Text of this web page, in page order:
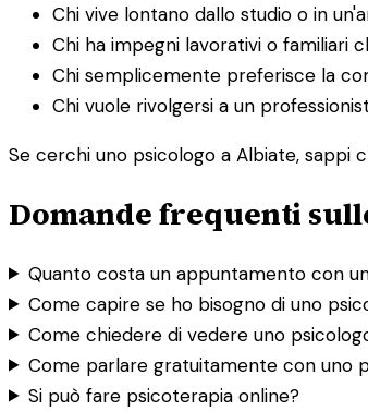
Chi vive lontano dallo studio o in
Chi ha impegni lavorativi o familiari
Chi semplicemente preferisce la
Chi vuole rivolgersi a un
Se cerchi uno psicologo a Albiate,
Domande frequenti
Quanto costa un appuntamento con
Come capire se ho bisogno di uno
Come chiedere di vedere uno
Come parlare gratuitamente con uno
Si può fare psicoterapia online?